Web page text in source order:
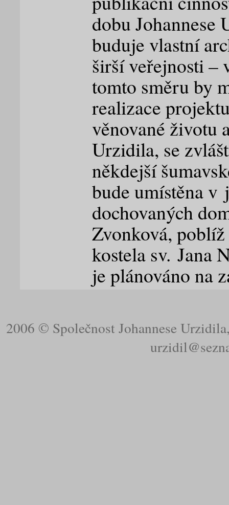
dobu Johannese
buduje vlastní
širší veřejnosti –
tomto směru by
realizace
věnované životu
Urzidila, se
někdejší
bude umístěna v
dochovaných
Zvonková,
kostela sv. Jana
je plánováno na
2006 © Společnost Johannese